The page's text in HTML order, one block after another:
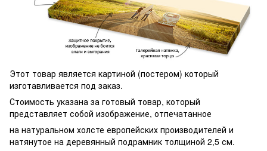
Этот товар является картиной (постером) который
изготавливается под заказ.
Стоимость указана за готовый товар, который
представляет собой изображение, отпечатанное
на натуральном холсте европейских производителей и
натянутое на деревянный подрамник толщиной 2,5 см.